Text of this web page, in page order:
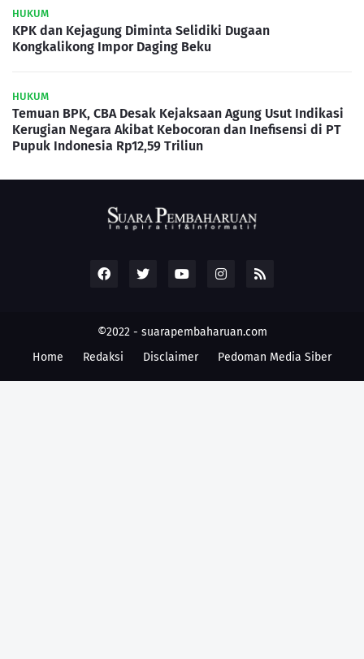
HUKUM
KPK dan Kejagung Diminta Selidiki Dugaan
Kongkalikong Impor Daging Beku
HUKUM
Temuan BPK, CBA Desak Kejaksaan Agung Usut Indikasi
Kerugian Negara Akibat Kebocoran dan Inefisensi di PT
Pupuk Indonesia Rp12,59 Triliun
©2022 - suarapembaharuan.com
Home
Redaksi Disclaimer Pedoman Media Siber